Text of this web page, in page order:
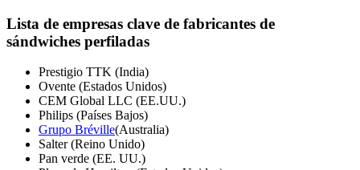
Lista de empresas clave de fabricantes de
sándwiches perfiladas
Prestigio TTK (India)
Ovente (Estados Unidos)
CEM Global LLC (EE.UU.)
Philips (Países Bajos)
Grupo Bréville(Australia)
Salter (Reino Unido)
Pan verde (EE. UU.)